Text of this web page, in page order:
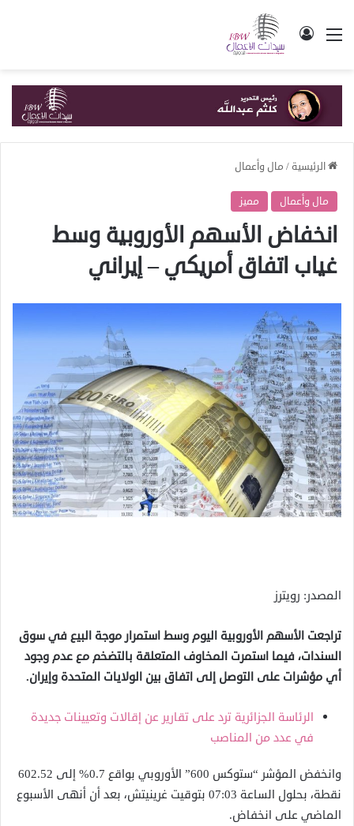
القائمة تسجيل الدخول
الرئيسية/ مال وأعمال
مال وأعمال مميز
انخفاض الأسهم الأوروبية وسط
غياب اتفاق أمريكي – إيراني
المصدر: رويترز
تراجعت الأسهم الأوروبية اليوم وسط استمرار موجة البيع في سوق
السندات، ​فيما استمرت المخاوف المتعلقة بالتضخم مع عدم ‌وجود
أي مؤشرات على التوصل إلى اتفاق بين الولايات المتحدة وإيران.
الرئاسة الجزائرية ترد على تقارير عن إقالات وتعيينات جديدة
في عدد من المناصب
وانخفض المؤشر “ستوكس 600” الأوروبي بواقع 0.7% إلى 602.52
نقطة، ​بحلول الساعة 07:03 بتوقيت غرينيتش، بعد أن أنهى ​الأسبوع
الماضي على انخفاض.